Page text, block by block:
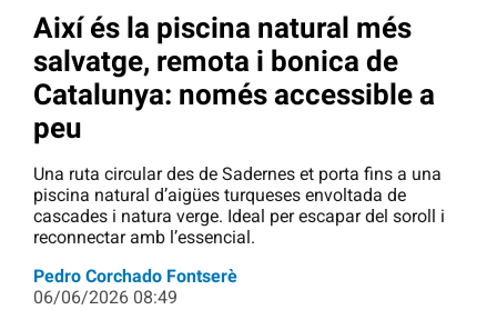
Així és la piscina natural més
salvatge, remota i bonica de
Catalunya: només accessible a
peu
Una ruta circular des de Sadernes et porta fins a una
piscina natural d’aigües turqueses envoltada de
cascades i natura verge. Ideal per escapar del soroll i
reconnectar amb l’essencial.
Pedro Corchado Fontserè
06/06/2026 08:49